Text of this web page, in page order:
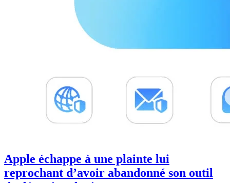
Apple échappe à une plainte lui
reprochant d’avoir abandonné son outil